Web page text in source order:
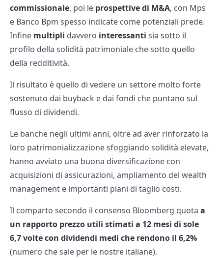
commissionale, poi le prospettive di M&A, con Mps
e Banco Bpm spesso indicate come potenziali prede.
Infine multipli davvero interessanti sia sotto il
profilo della solidità patrimoniale che sotto quello
della redditività.
Il risultato è quello di vedere un settore molto forte
sostenuto dai buyback e dai fondi che puntano sul
flusso di dividendi.
Le banche negli ultimi anni, oltre ad aver rinforzato la
loro patrimonializzazione sfoggiando solidità elevate,
hanno avviato una buona diversificazione con
acquisizioni di assicurazioni, ampliamento del wealth
management e importanti piani di taglio costi.
Il comparto secondo il consenso Bloomberg quota a
un rapporto prezzo utili stimati a 12 mesi di sole
6,7 volte con dividendi medi che rendono il 6,2%
(numero che sale per le nostre italiane).